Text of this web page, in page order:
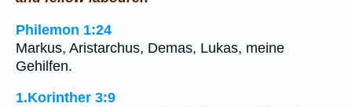
Philemon 1:24
Markus, Aristarchus, Demas, Lukas, meine
Gehilfen.
1.Korinther 3:9